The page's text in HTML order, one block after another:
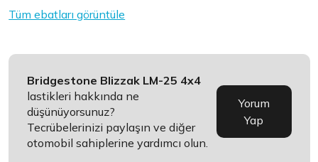
Tüm ebatları görüntüle
Bridgestone Blizzak LM-25 4x4
lastikleri hakkında ne
düşünüyorsunuz?
Tecrübelerinizi paylaşın ve diğer
otomobil sahiplerine yardımcı olun.
Yorum
Yap